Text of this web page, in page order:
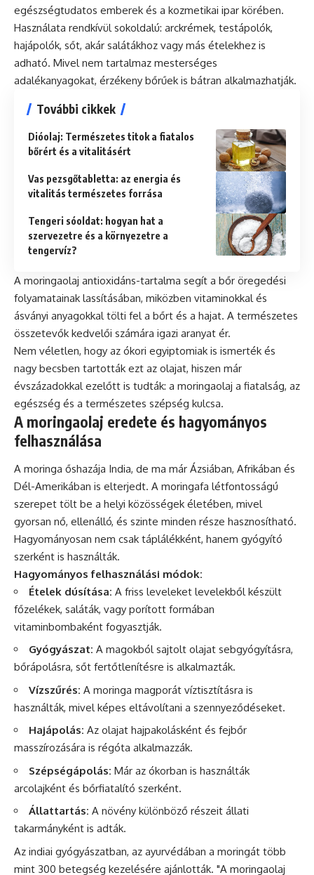
egészségtudatos emberek és a kozmetikai ipar körében.
Használata rendkívül sokoldalú: arckrémek, testápolók,
hajápolók, sőt, akár salátákhoz vagy más ételekhez is
adható. Mivel nem tartalmaz mesterséges
adalékanyagokat, érzékeny bőrűek is bátran alkalmazhatják.
További cikkek
Dióolaj: Természetes titok a fiatalos
bőrért és a vitalitásért
Vas pezsgőtabletta: az energia és
vitalitás természetes forrása
Tengeri sóoldat: hogyan hat a
szervezetre és a környezetre a
tengervíz?
A moringaolaj antioxidáns-tartalma segít a bőr öregedési
folyamatainak lassításában, miközben vitaminokkal és
ásványi anyagokkal tölti fel a bőrt és a hajat. A természetes
összetevők kedvelői számára igazi aranyat ér.
Nem véletlen, hogy az ókori egyiptomiak is ismerték és
nagy becsben tartották ezt az olajat, hiszen már
évszázadokkal ezelőtt is tudták: a moringaolaj a fiatalság, az
egészség és a természetes szépség kulcsa.
A moringaolaj eredete és hagyományos
felhasználása
A moringa őshazája India, de ma már Ázsiában, Afrikában és
Dél-Amerikában is elterjedt. A moringafa létfontosságú
szerepet tölt be a helyi közösségek életében, mivel
gyorsan nő, ellenálló, és szinte minden része hasznosítható.
Hagyományosan nem csak táplálékként, hanem gyógyító
szerként is használták.
Hagyományos felhasználási módok:
Ételek dúsítása: A friss leveleket levelekből készült
főzelékek, saláták, vagy porított formában
vitaminbombaként fogyasztják.
Gyógyászat: A magokból sajtolt olajat sebgyógyításra,
bőrápolásra, sőt fertőtlenítésre is alkalmazták.
Vízszűrés: A moringa magporát víztisztításra is
használták, mivel képes eltávolítani a szennyeződéseket.
Hajápolás: Az olajat hajpakolásként és fejbőr
masszírozására is régóta alkalmazzák.
Szépségápolás: Már az ókorban is használták
arcolajként és bőrfiatalító szerként.
Állattartás: A növény különböző részeit állati
takarmányként is adták.
Az indiai gyógyászatban, az ayurvédában a moringát több
mint 300 betegség kezelésére ajánlották. "A moringaolaj